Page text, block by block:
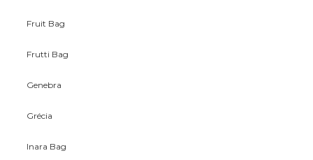
Fruit Bag
Frutti Bag
Genebra
Grécia
Inara Bag